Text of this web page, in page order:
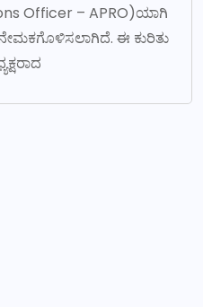
Officer – APRO)ಯಾಗಿ
ಈ ಕುರಿತು